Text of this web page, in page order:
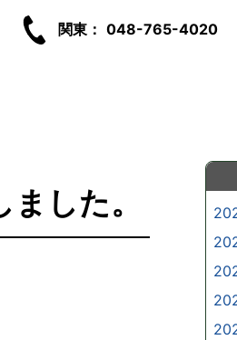
関東： 048-765-4020
した。